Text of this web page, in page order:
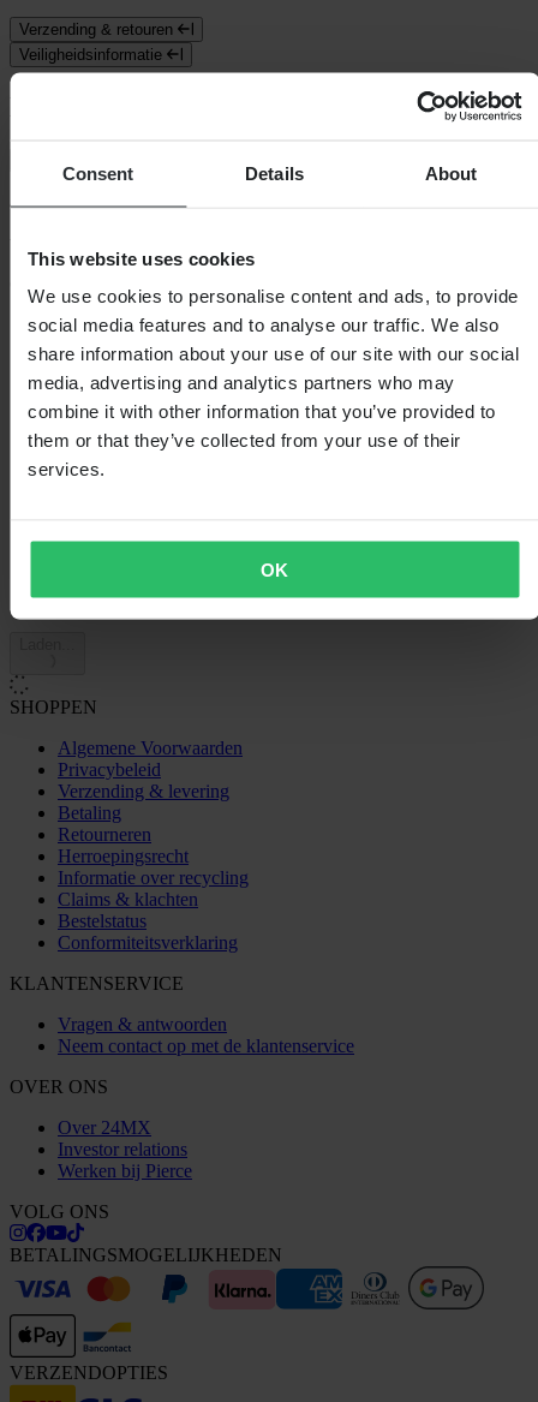
Consent Details About
This website uses cookies
We use cookies to personalise content and ads, to provide
social media features and to analyse our traffic. We also
share information about your use of our site with our social
media, advertising and analytics partners who may
combine it with other information that you’ve provided to
them or that they’ve collected from your use of their
services.
OK
Verzending & retouren
Veiligheidsinformatie
4.89van de 5
5
8
1
3
0
0
SHOPPEN
Algemene Voorwaarden
Privacybeleid
Verzending & levering
Betaling
Retourneren
Herroepingsrecht
Informatie over recycling
Claims & klachten
Bestelstatus
Conformiteitsverklaring
KLANTENSERVICE
Vragen & antwoorden
Neem contact op met de klantenservice
OVER ONS
Over 24MX
Investor relations
Werken bij Pierce
VOLG ONS
BETALINGSMOGELIJKHEDEN
VERZENDOPTIES